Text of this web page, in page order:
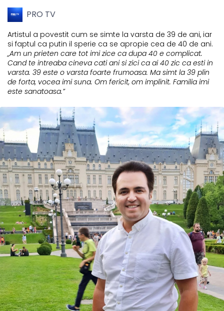
PRO TV
Artistul a povestit cum se simte la varsta de 39 de ani, iar
si faptul ca putin il sperie ca se apropie cea de 40 de ani.
„Am un prieten care tot imi zice ca dupa 40 e complicat.
Cand te intreaba cineva cati ani si zici ca ai 40 zic ca esti in
varsta. 39 este o varsta foarte frumoasa. Ma simt la 39 plin
de forta, vocea imi suna. Om fericit, om implinit. Familia imi
este sanatoasa.”